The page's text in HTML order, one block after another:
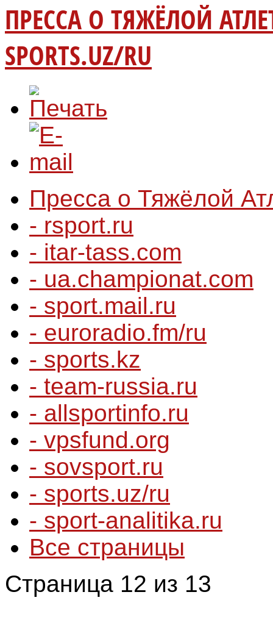
ПРЕССА О ТЯЖЁЛОЙ
SPORTS.UZ/RU
Пресса о Тяжёлой
- rsport.ru
- itar-tass.com
- ua.championat.com
- sport.mail.ru
- euroradio.fm/ru
- sports.kz
- team-russia.ru
- allsportinfo.ru
- vpsfund.org
- sovsport.ru
- sports.uz/ru
- sport-analitika.ru
Все страницы
Страница 12 из 13